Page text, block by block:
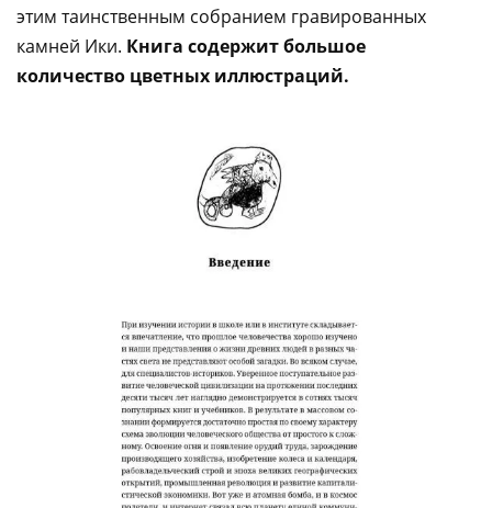
этим таинственным собранием гравированных
камней Ики. Книга содержит большое
количество цветных иллюстраций.